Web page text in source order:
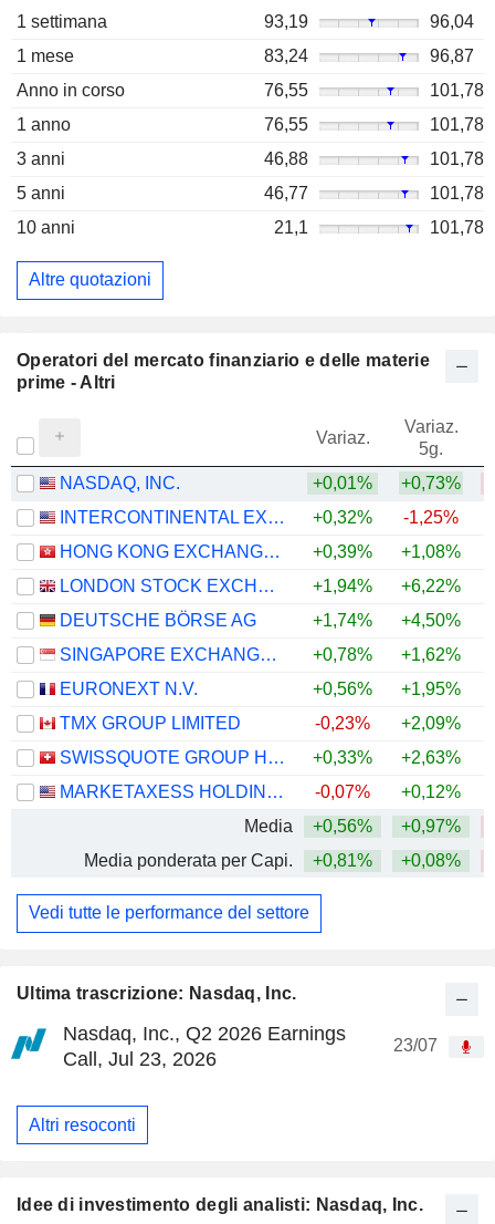
Ultima trascrizione: Nasdaq, Inc.
Nasdaq, Inc., Q2 2026 Earnings
Call, Jul 23, 2026
23/07
Altri resoconti
Idee di investimento degli analisti: Nasdaq, Inc.
1 settimana 93,19
96,04
1 mese
83,24
96,87
Anno in corso
76,55
101,78
1 anno
76,55
101,78
3 anni
46,88
101,78
5 anni
46,77
101,78
10 anni
21,1 101,78
Altre quotazioni
Operatori del mercato finanziario e delle materie
prime - Altri
Variaz.
Variaz.
5g.
NASDAQ, INC. +0,01% +0,73%
INTERCONTINENTAL EXCHANGE, INC.
+0,32% -1,25%
HONG KONG EXCHANGES AND CLEARING LIMITED
+0,39% +1,08%
LONDON STOCK EXCHANGE GROUP PLC
+1,94% +6,22%
DEUTSCHE BÖRSE AG
+1,74% +4,50%
SINGAPORE EXCHANGE LIMITED
+0,78% +1,62%
EURONEXT N.V.
+0,56% +1,95%
TMX GROUP LIMITED
-0,23% +2,09%
SWISSQUOTE GROUP HOLDING SA
+0,33% +2,63%
MARKETAXESS HOLDINGS INC.
-0,07% +0,12%
Media
+0,56% +0,97%
Media ponderata per Capi.
+0,81% +0,08%
Vedi tutte le performance del settore